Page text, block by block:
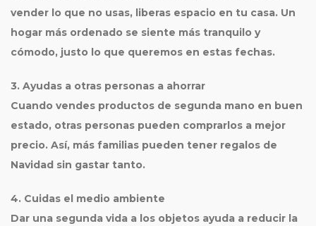
vender lo que no usas, liberas espacio en tu casa. Un
hogar más ordenado se siente más tranquilo y
cómodo, justo lo que queremos en estas fechas.
3. Ayudas a otras personas a ahorrar
Cuando vendes productos de segunda mano en buen
estado, otras personas pueden comprarlos a mejor
precio. Así, más familias pueden tener regalos de
Navidad sin gastar tanto.
4. Cuidas el medio ambiente
Dar una segunda vida a los objetos ayuda a reducir la